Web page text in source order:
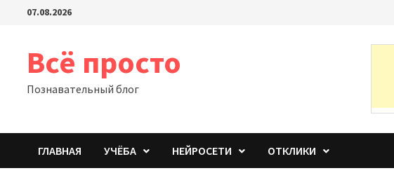
Перейти07.08.2026
Всё просто
Познавательный блог
ГЛАВНАЯ УЧЁБА НЕЙРОСЕТИ ОТКЛИКИ